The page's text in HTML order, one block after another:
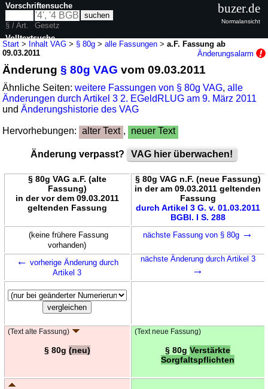
Start > Inhalt VAG > § 80g >alle Fassungen >a.F. Fassung ab
09.03.2011
Änderungsalarm
Änderung§ 80g VAG vom 09.03.2011
Ähnliche Seiten:weitere Fassungen von § 80g VAG,alle
Änderungen durch Artikel 3 2. EGeldRLUG am 9. März 2011
undÄnderungshistorie des VAG
Hervorhebungen: alter Text , neuer Text
Änderung verpasst? VAG hier überwachen!
§ 80g VAG a.F. (alte
Fassung)
in der vor dem 09.03.2011
geltenden Fassung
§ 80g VAG n.F. (neue Fassung)
in der am 09.03.2011 geltenden
Fassung
durch Artikel 3 G. v. 01.03.2011
BGBl. I S. 288
(keine frühere Fassung
vorhanden)
nächste Fassung von § 80g →
← vorherige Änderung durch
Artikel 3
nächste Änderung durch Artikel 3
→
(Text alte Fassung)
§ 80g (neu)
(Text neue Fassung)
§ 80g Verstärkte
Sorgfaltspflichten
Vorschriftensuche
§ / Art.
Gesetz
Volltextsuche
buzer.de
Normalansicht